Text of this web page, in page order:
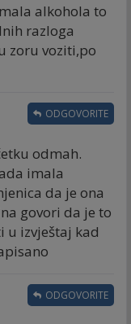
alkohola to
razloga
zoru voziti,po
odmah.
imala
da je ona
govori da je to
u izvještaj kad
ODGOVORITE
ODGOVORITE